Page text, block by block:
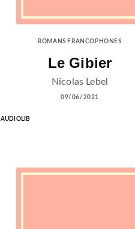
ROMANS FRANCOPHONES
Le Gibier
Nicolas Lebel
09/06/2021
AUDIOLIB